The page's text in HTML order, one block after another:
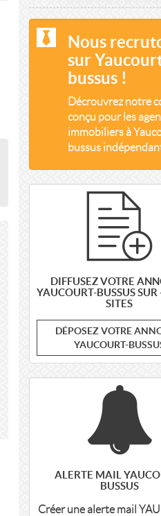
Nous
sur
bussus !
Décrouvrez notre
conçu pour les
immobiliers à
bussus
DIFFUSEZ VOTRE
YAUCOURT-BUSSUS
SITES
DÉPOSEZ VOTRE
YAUCOURT-
ALERTE MAIL
BUSSUS
Créer une alerte mail